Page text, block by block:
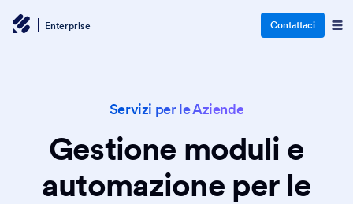
Enterprise Contattaci
Servizi per le Aziende
Gestione moduli e
automazione per le